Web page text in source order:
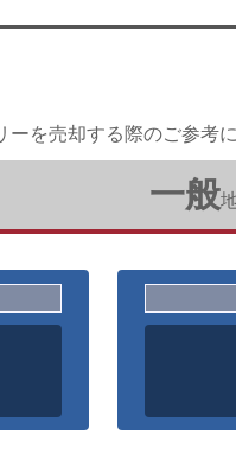
を売却する際のご参考
一般